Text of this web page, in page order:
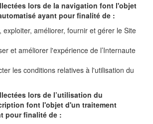
lors de la navigation font l'objet
ayant pour finalité de :
exploiter, améliorer, fournir et gérer le Site
et améliorer l'expérience de l’Internaute
les conditions relatives à l'utilisation du
lors de l’utilisation du
font l'objet d'un traitement
pour finalité de :